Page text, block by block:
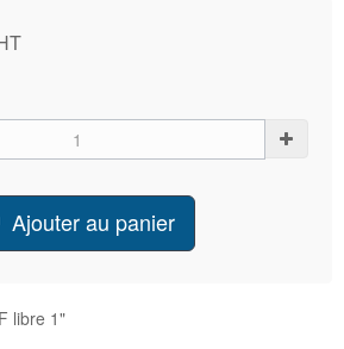
Ajouter au panier
libre 1"